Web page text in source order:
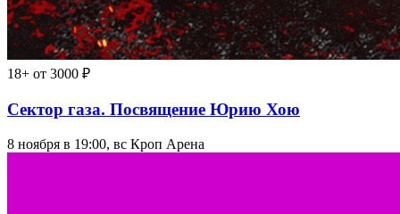
18+ от 3000 ₽
Сектор газа. Посвящение Юрию Хою
8 ноября в 19:00, вс Кроп Арена